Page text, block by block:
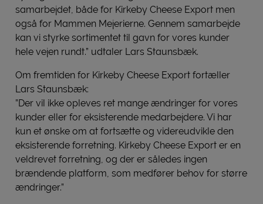
samarbejdet, både for Kirkeby Cheese Export men
også for Mammen Mejerierne. Gennem samarbejde
kan vi styrke sortimentet til gavn for vores kunder
hele vejen rundt.” udtaler Lars Staunsbæk.
Om fremtiden for Kirkeby Cheese Export fortæller
Lars Staunsbæk:
”Der vil ikke opleves ret mange ændringer for vores
kunder eller for eksisterende medarbejdere. Vi har
kun et ønske om at fortsætte og videreudvikle den
eksisterende forretning. Kirkeby Cheese Export er en
veldrevet forretning, og der er således ingen
brændende platform, som medfører behov for større
ændringer.”